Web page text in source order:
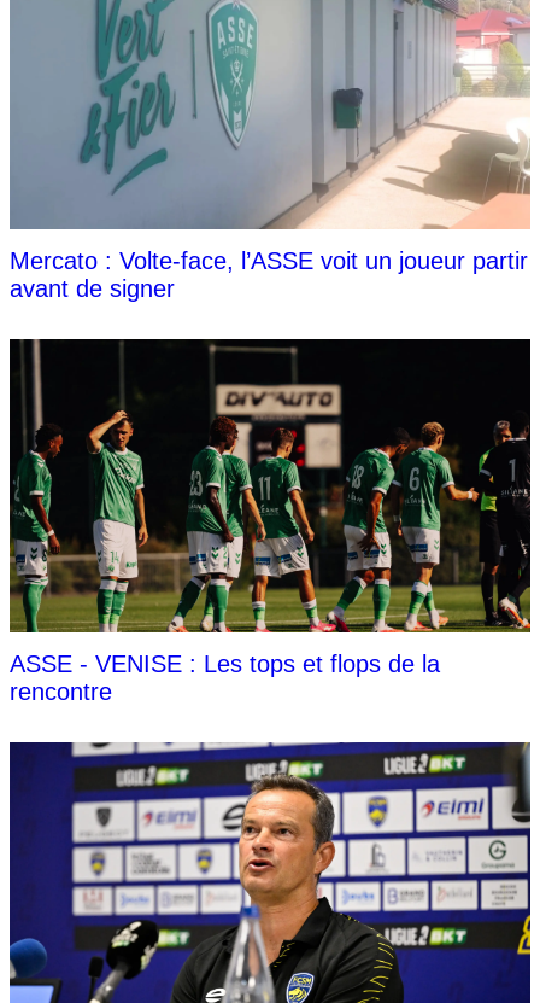
Mercato : Volte-face, l’ASSE voit un joueur partir
avant de signer
ASSE - VENISE : Les tops et flops de la
rencontre